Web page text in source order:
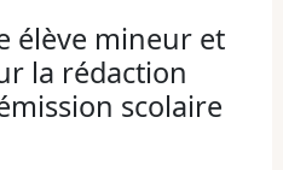
élève mineur et
la rédaction
scolaire